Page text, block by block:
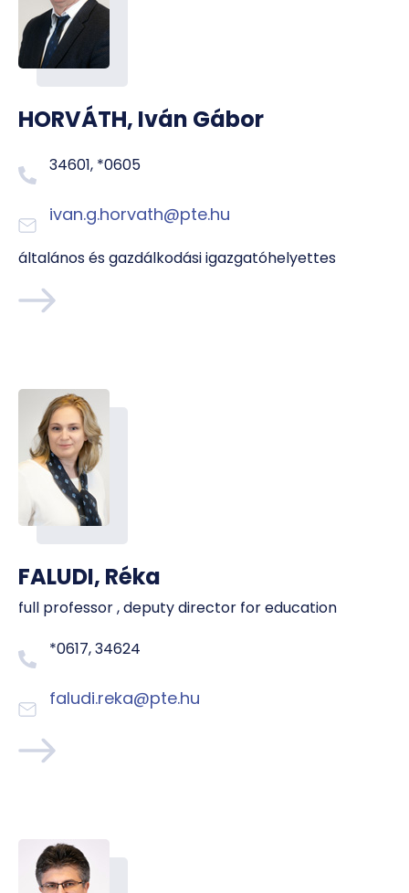
HORVÁTH, Iván Gábor
34601, *0605
ivan.g.horvath@pte.hu
általános és gazdálkodási igazgatóhelyettes
FALUDI, Réka
full professor , deputy director for education
*0617, 34624
faludi.reka@pte.hu